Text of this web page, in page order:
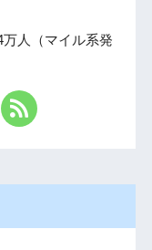
人（マイル系発